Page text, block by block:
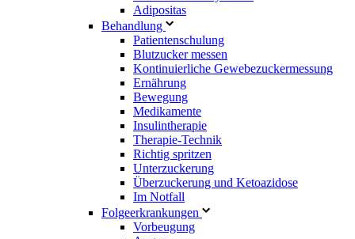
Adipositas
Behandlung
Patientenschulung
Blutzucker messen
Kontinuierliche Gewebezuckermessung
Ernährung
Bewegung
Medikamente
Insulintherapie
Therapie-Technik
Richtig spritzen
Unterzuckerung
Überzuckerung und Ketoazidose
Im Notfall
Folgeerkrankungen
Vorbeugung